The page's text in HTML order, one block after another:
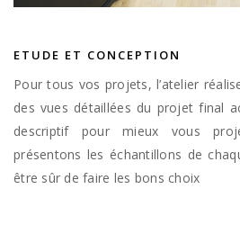
ETUDE ET CONCEPTION
Pour tous vos projets, l’atelier
des vues détaillées du projet final
descriptif pour mieux vous
présentons les échantillons de
être sûr de faire les bons choix